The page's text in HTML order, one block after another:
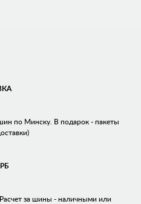
по Минску. В подарок - пакеты
за шины - наличными или